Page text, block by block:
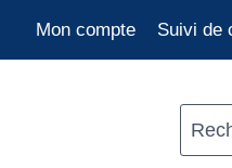
Mon compte Suivi de